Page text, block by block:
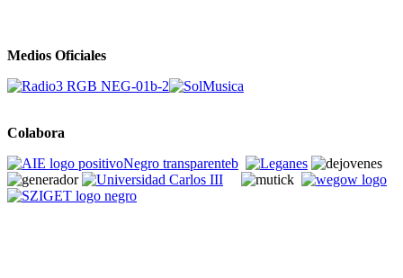
Medios Oficiales
Colabora